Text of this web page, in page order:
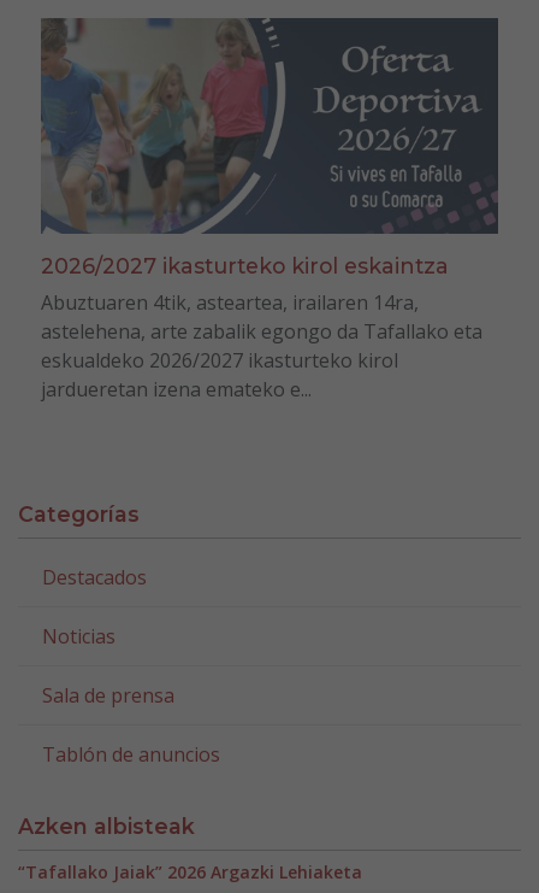
2026/2027 ikasturteko kirol eskaintza
Abuztuaren 4tik, asteartea, irailaren 14ra,
astelehena, arte zabalik egongo da Tafallako eta
eskualdeko 2026/2027 ikasturteko kirol
jardueretan izena emateko e...
Categorías
Destacados
Noticias
Sala de prensa
Tablón de anuncios
Azken albisteak
“Tafallako Jaiak” 2026 Argazki Lehiaketa